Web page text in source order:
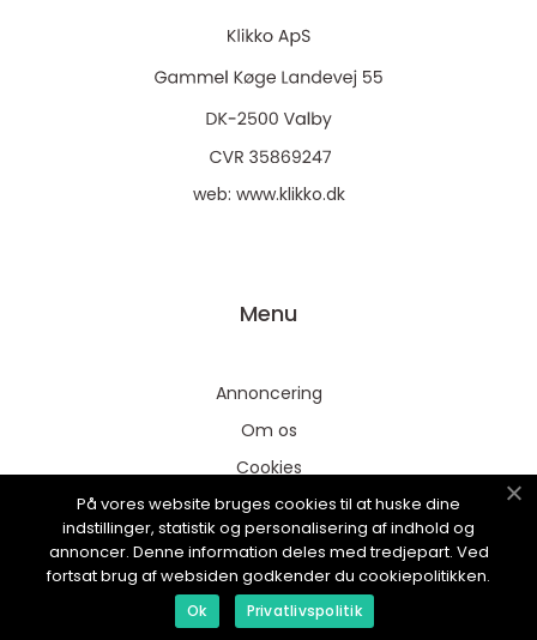
web: www.klikko.dk
Menu
Annoncering
Om os
Cookies
Kontakt os
Sitemap
På vores website bruges cookies til at huske dine
indstillinger, statistik og personalisering af indhold og
annoncer. Denne information deles med tredjepart. Ved
fortsat brug af websiden godkender du cookiepolitikken.
Ok Privatlivspolitik